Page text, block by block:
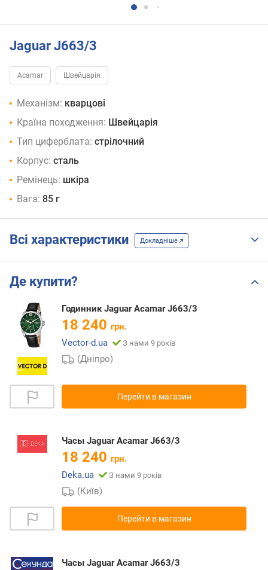
Jaguar J663/3
Acamar Швейцарія
Механізм: кварцові
Країна походження: Швейцарія
Тип циферблата: стрілочний
Корпус: сталь
Ремінець: шкіра
Вага: 85 г
Всі характеристики Докладніше
Де купити?
Годинник Jaguar Acamar J663/3
18 240 грн.
Vector-d.ua
З нами 9 років
(Дніпро)
Перейти в магазин
Часы Jaguar Acamar J663/3
18 240 грн.
Deka.ua
З нами 9 років
(Київ)
Перейти в магазин
Часы Jaguar Acamar J663/3